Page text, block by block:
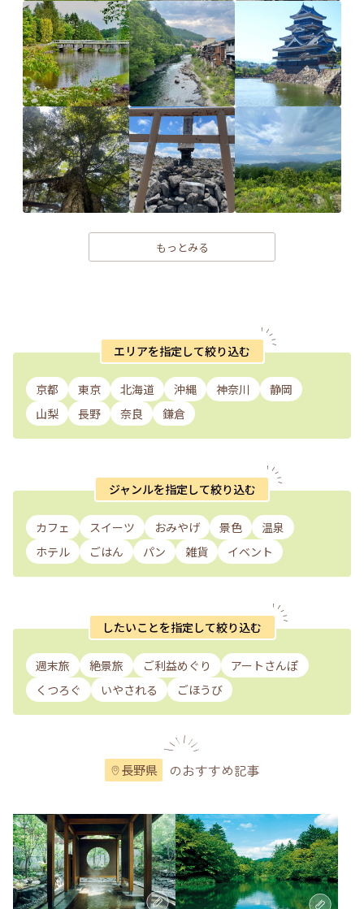
もっとみる
エリアを指定して絞り込む
京都 東京 北海道 沖縄 神奈川
静岡
山梨
長野 奈良 鎌倉
ジャンルを指定して絞り込む
カフェ スイーツ おみやげ 景色
温泉
ホテル
ごはん パン 雑貨 イベント
したいことを指定して絞り込む
週末旅 絶景旅 ご利益めぐり
アートさんぽ
くつろぐ
いやされる ごほうび
長野県 のおすすめ記事